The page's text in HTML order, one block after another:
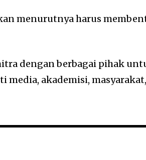
menurutnya harus
dengan berbagai pihak
media, akademisi,